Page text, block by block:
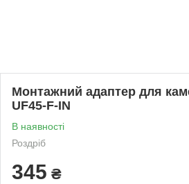
Монтажний адаптер для
UF45-F-IN
В наявності
Роздріб
345 ₴